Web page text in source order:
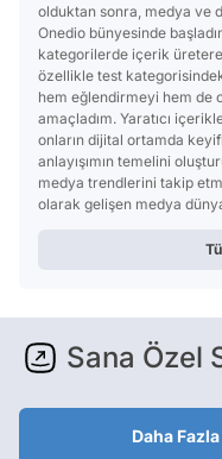
olduktan sonra, medya ve
Onedio bünyesinde
kategorilerde içerik
özellikle test
hem eğlendirmeyi hem de
amaçladım. Yaratıcı
onların dijital ortamda
anlayışımın temelini
medya trendlerini takip
olarak gelişen medya
Sana Özel
Daha